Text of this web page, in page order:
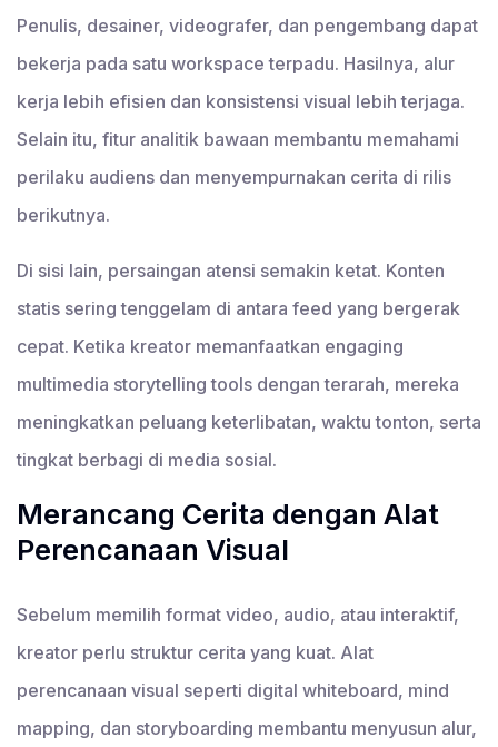
Penulis, desainer, videografer, dan pengembang dapat
bekerja pada satu workspace terpadu. Hasilnya, alur
kerja lebih efisien dan konsistensi visual lebih terjaga.
Selain itu, fitur analitik bawaan membantu memahami
perilaku audiens dan menyempurnakan cerita di rilis
berikutnya.
Di sisi lain, persaingan atensi semakin ketat. Konten
statis sering tenggelam di antara feed yang bergerak
cepat. Ketika kreator memanfaatkan engaging
multimedia storytelling tools dengan terarah, mereka
meningkatkan peluang keterlibatan, waktu tonton, serta
tingkat berbagi di media sosial.
Merancang Cerita dengan Alat
Perencanaan Visual
Sebelum memilih format video, audio, atau interaktif,
kreator perlu struktur cerita yang kuat. Alat
perencanaan visual seperti digital whiteboard, mind
mapping, dan storyboarding membantu menyusun alur,